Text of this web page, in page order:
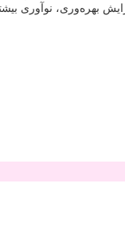
بهره‌وری، نوآوری